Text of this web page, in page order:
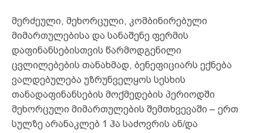
მერძეული, მეხორცული, კომბინირებული
მიმართულებისა და სანაშენე ფერმის
დაფინანსებისთვის წარმოდგენილი
ცვლილებების თანახმად, ბენეფიციარს ექნება
ვალდებულება უზრუნველყოს სესხის
თანადაფინანსების მოქმედების პერიოდში
მეხორცული მიმართულების შემთხვევაში – ერთ
სულზე არანაკლებ 1 ჰა საძოვრის ან/და